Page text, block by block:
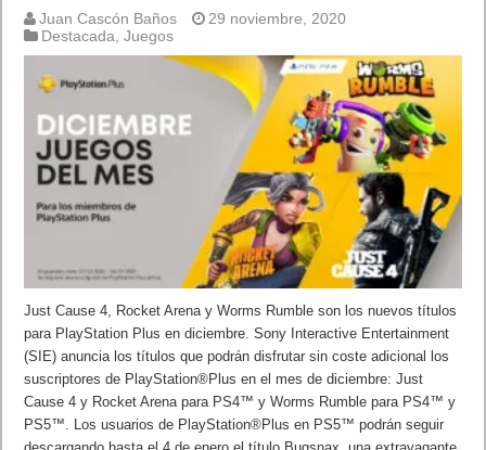
Juan Cascón Baños
29 noviembre, 2020
Destacada ,Juegos
Just Cause 4, Rocket Arena y Worms Rumble son los nuevos títulos
para PlayStation Plus en diciembre. Sony Interactive Entertainment
(SIE) anuncia los títulos que podrán disfrutar sin coste adicional los
suscriptores de PlayStation®Plus en el mes de diciembre: Just
Cause 4 y Rocket Arena para PS4™ y Worms Rumble para PS4™ y
PS5™. Los usuarios de PlayStation®Plus en PS5™ podrán seguir